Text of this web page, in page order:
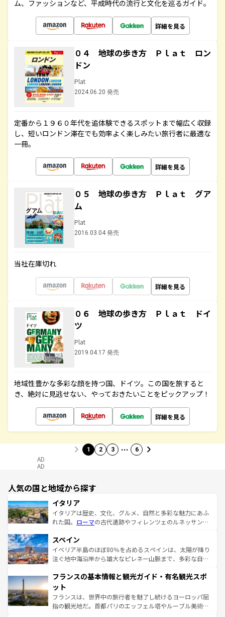
ム、ファッションなど、平成時代の流行と文化を巡るガイド。
詳細を見る
０４ 地球の歩き方 Ｐｌａｔ ロン
ドン
Plat
2024.06.20 発売
定番から１９６０年代を追体験できるスポットまで幅広く収録
し、短いロンドン滞在でも効率よく楽しみたい旅行者に最適な
一冊。
詳細を見る
０５ 地球の歩き方 Ｐｌａｔ グア
ム
Plat
2016.03.04 発売
当社在庫切れ
詳細を見る
０６ 地球の歩き方 Ｐｌａｔ ドイ
ツ
Plat
2019.04.17 発売
地域性豊かな多彩な顔を持つ国、ドイツ。この国を旅すると
き、絶対に見逃せない、やっておきたいことをピックアップ！
詳細を見る
1 2 3 … 6
AD
AD
人気の国と地域から探す
イタリア
イタリアは歴史、文化、グルメ、自然と多彩な魅力にあふ
れた国。 ローマの古代遺跡やフィレンツェのルネッサンス
ろん、トスカーナの美しい田園風景やアマルフィ海岸の絶
景など、自然景観も見逃せない。観光の合間には、本場の
ピザやパスタなど、絶品のイタリア料理を堪能することも
ませてくれるイタリアで、忘れられない旅をしてみよう！
なお、新着のイタリア情報は
しい。
スペイン
イベリア半島のほぼ80％を占めるスペインは、太陽が降り
注ぐ地中海沿岸から雄大なピレネー山脈まで、多彩な自然
文化が根付くこの国では、情熱的なフラメンコ、熱気あふ
れる闘牛、そして美味しいタパスが生活の一部となってい
る。首都マドリードの洗練された雰囲気や、バルセロナの
アートに溢れた街角から、地方では古代ローマ遺跡や中世
フランスの基本情報と観光ガイド・有名観光スポ
ット
フランスは、世界中の旅行者を魅了し続けるヨーロッパ屈
指の観光地だ。首都パリのエッフェル塔やルーブル美術館